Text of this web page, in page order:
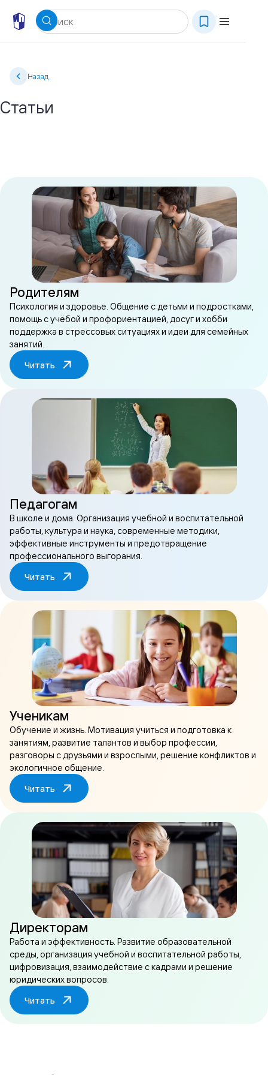
Назад
Статьи
Родителям
Психология и здоровье. Общение с детьми и подростками,
помощь с учёбой и профориентацией, досуг и хобби
поддержка в стрессовых ситуациях и идеи для семейных
занятий.
Читать
Педагогам
В школе и дома. Организация учебной и воспитательной
работы, культура и наука, современные методики,
эффективные инструменты и предотвращение
профессионального выгорания.
Читать
Ученикам
Обучение и жизнь. Мотивация учиться и подготовка к
занятиям, развитие талантов и выбор профессии,
разговоры с друзьями и взрослыми, решение конфликтов и
экологичное общение.
Читать
Директорам
Работа и эффективность. Развитие образовательной
среды, организация учебной и воспитательной работы,
цифровизация, взаимодействие с кадрами и решение
юридических вопросов.
Читать